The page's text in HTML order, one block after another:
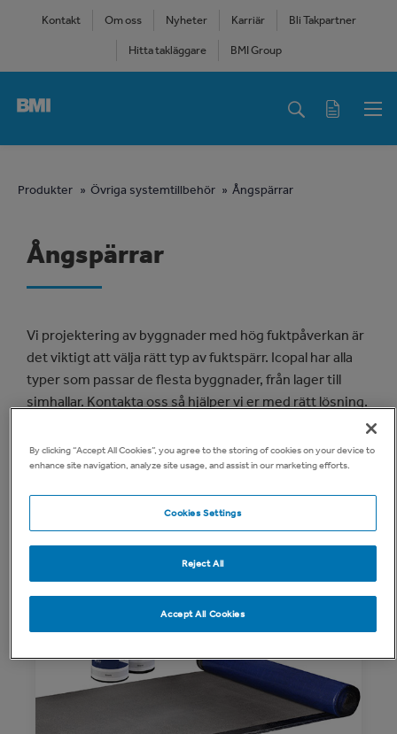
content
Kontakt Om oss Nyheter Karriär Bli Takpartner
Hitta takläggare BMI Group
navigation
You
here
Produkter Övriga systemtillbehör Ångspärrar
Ångspärrar
Vi projektering av byggnader med hög fuktpåverkan är
det viktigt att välja rätt typ av fuktspärr. Icopal har alla
typer som passar de flesta byggnader, från lager till
simhallar. Kontakta oss så hjälper vi er med rätt lösning.
By clicking “Accept All Cookies”, you agree to the storing of cookies on your device to
enhance site navigation, analyze site usage, and assist in our marketing efforts.
Cookies Settings
Reject All
Accept All Cookies